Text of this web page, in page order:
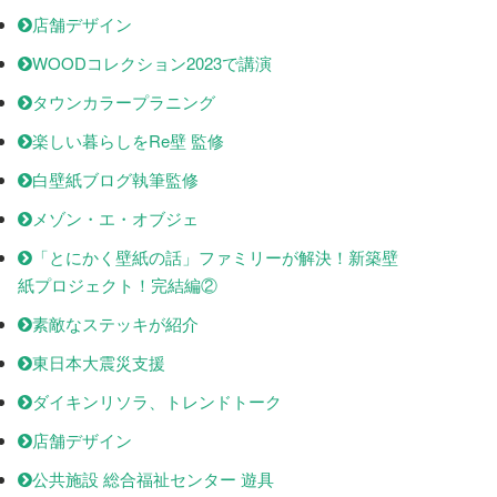
店舗デザイン
WOODコレクション2023で講演
タウンカラープラニング
楽しい暮らしをRe壁 監修
白壁紙ブログ執筆監修
メゾン・エ・オブジェ
「とにかく壁紙の話」ファミリーが解決！新築壁
紙プロジェクト！完結編②
素敵なステッキが紹介
東日本大震災支援
ダイキンリソラ、トレンドトーク
店舗デザイン
公共施設 総合福祉センター 遊具